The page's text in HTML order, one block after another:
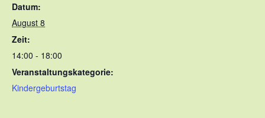
Datum:
August 8
Zeit:
14:00 - 18:00
Veranstaltungskategorie:
Kindergeburtstag